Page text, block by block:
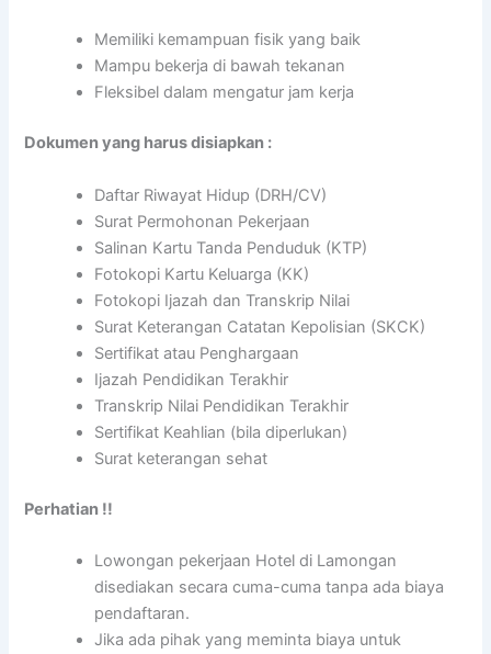
Memiliki kemampuan fisik yang baik
Mampu bekerja di bawah tekanan
Fleksibel dalam mengatur jam kerja
Dokumen yang harus disiapkan :
Daftar Riwayat Hidup (DRH/CV)
Surat Permohonan Pekerjaan
Salinan Kartu Tanda Penduduk (KTP)
Fotokopi Kartu Keluarga (KK)
Fotokopi Ijazah dan Transkrip Nilai
Surat Keterangan Catatan Kepolisian (SKCK)
Sertifikat atau Penghargaan
Ijazah Pendidikan Terakhir
Transkrip Nilai Pendidikan Terakhir
Sertifikat Keahlian (bila diperlukan)
Surat keterangan sehat
Perhatian !!
Lowongan pekerjaan Hotel di Lamongan
disediakan secara cuma-cuma tanpa ada biaya
pendaftaran.
Jika ada pihak yang meminta biaya untuk